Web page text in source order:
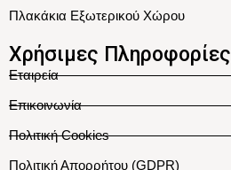
Πλακάκια Εξωτερικού Χώρου
Χρήσιμες Πληροφορίες
Εταιρεία
Επικοινωνία
Πολιτική Cookies
Πολιτική Απορρήτου (GDPR)